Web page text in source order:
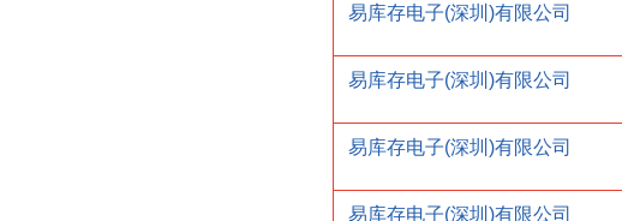
易库存电子(深圳)有限公司
易库存电子(深圳)有限公司
易库存电子(深圳)有限公司
易库存电子(深圳)有限公司